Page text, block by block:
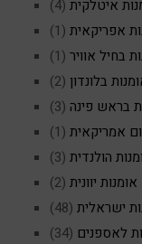
איטלקית (4)
אפריקאית (1)
בחיל אוויר (1)
בלונדון (2)
בראש פינה (3)
אמריקאית (1)
הולנדית (3)
אומנות יוונית (2)
ישראלית (48)
לאספנים (34)